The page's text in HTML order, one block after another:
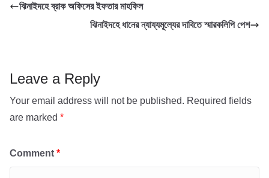
o
e
s
i
a
ঝিনাইদহে ব্রাক অফিসের ইফতার মাহফিল
ঝিনাইদহে ধানের ন্যায্যমূল্যের দাবিতে স্মারকলিপি পেশ
Leave a Reply
Your email address will not be published. Required fields
are marked *
Comment *